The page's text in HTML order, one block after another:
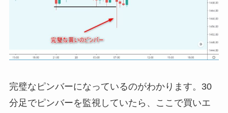
完璧なピンバーになっているのがわかります。30
分足でピンバーを監視していたら、ここで買いエ